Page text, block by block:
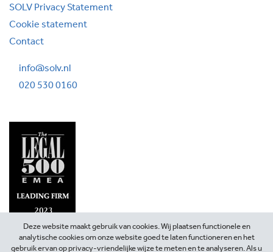
SOLV Privacy Statement
Cookie statement
Contact
info@solv.nl
020 530 0160
Deze website maakt gebruik van cookies. Wij plaatsen functionele en
analytische cookies om onze website goed te laten functioneren en het
gebruik ervan op privacy-vriendelijke wijze te meten en te analyseren. Als u